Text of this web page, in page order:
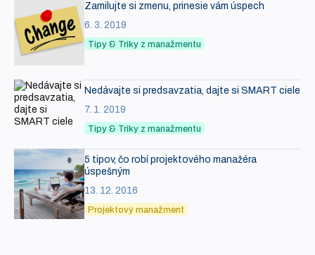
Zamilujte si zmenu, prinesie vám úspech
6. 3. 2019
Tipy & Triky z manažmentu
Nedávajte si predsavzatia, dajte si SMART ciele
7. 1. 2019
Tipy & Triky z manažmentu
5 tipov, čo robí projektového manažéra
úspešným
13. 12. 2016
Projektový manažment